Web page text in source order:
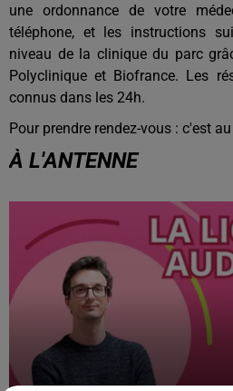
une ordonnance de votre
téléphone, et les instructions
niveau de la clinique du parc
Polyclinique et Biofrance. Les
connus dans les 24h.
Pour prendre rendez-vous : c'est
À L'ANTENNE